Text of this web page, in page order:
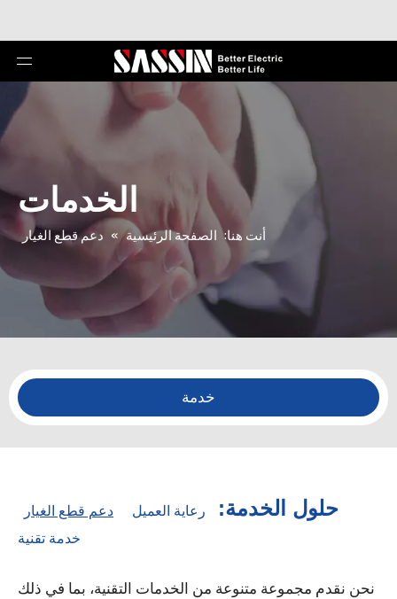
الخدمات
أنت هنا: الصفحة الرئيسية » دعم قطع الغيار
خدمة
حلول الخدمة: رعاية العميل
دعم قطع الغيار
خدمة تقنية
نحن نقدم مجموعة متنوعة من الخدمات التقنية، بما في ذلك